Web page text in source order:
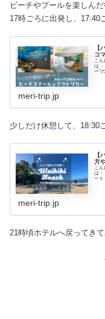
ビーチやプールを楽しん
17時ごろに出発し、17:40
【
コ
こ
は・
ー”
meri-trip.jp
少しだけ休憩して、18:30
【
方
こ
は・
ート
meri-trip.jp
21時頃ホテルへ戻ってきて